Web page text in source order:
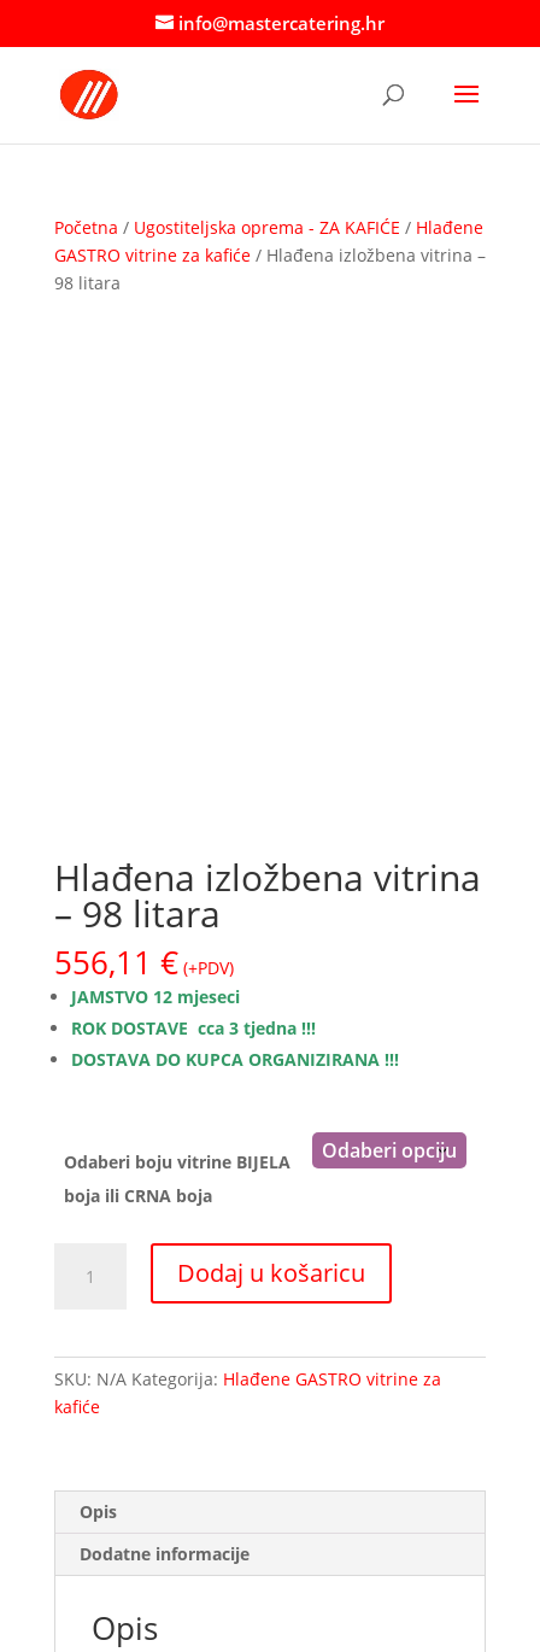
info@mastercatering.hr
Početna / Ugostiteljska oprema - ZA KAFIĆE / Hlađene
GASTRO vitrine za kafiće/ Hlađena izložbena vitrina –
98 litara
Hlađena izložbena vitrina
– 98 litara
556,11 € (+PDV)
JAMSTVO 12 mjeseci
ROK DOSTAVE cca 3 tjedna !!!
DOSTAVA DO KUPCA ORGANIZIRANA !!!
Odaberi boju vitrine BIJELA
boja ili CRNA boja
izložbena
litara
Dodaj u košaricu
SKU: N/A Kategorija: Hlađene GASTRO vitrine za
kafiće
Opis
Dodatne informacije
Opis